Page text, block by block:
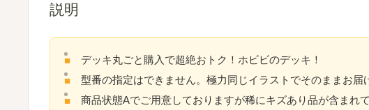
説明
デッキ丸ごと購入で超絶おトク！ホビビのデッキ！
型番の指定はできません。極力同じイラストでそのままお届
商品状態Aでご用意しておりますが稀にキズあり品が含まれ